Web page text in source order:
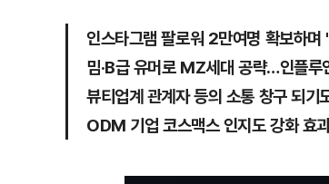
인스타그램 팔로워 2만여명 확보하며
밈·B급 유머로 MZ세대 공략…인플루
뷰티업계 관계자 등의 소통 창구 되기
ODM 기업 코스맥스 인지도 강화 효